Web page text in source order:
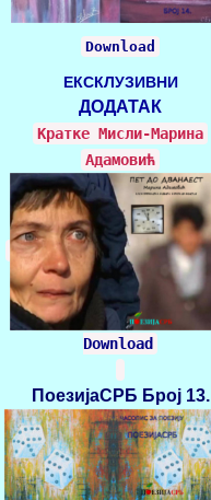
Download
ЕКСКЛУЗИВНИ
ДОДАТАК
Кратке Mисли-Марина
Адамовић
Download
ПоезијаСРБ Број 13.